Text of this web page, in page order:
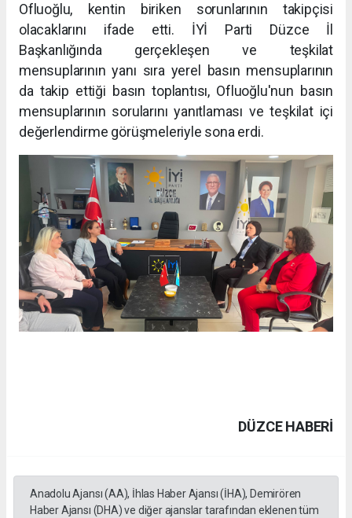
Ofluoğlu, kentin biriken sorunlarının takipçisi
olacaklarını ifade etti. İYİ Parti Düzce İl
Başkanlığında gerçekleşen ve teşkilat
mensuplarının yanı sıra yerel basın mensuplarının
da takip ettiği basın toplantısı, Ofluoğlu'nun basın
mensuplarının sorularını yanıtlaması ve teşkilat içi
değerlendirme görüşmeleriyle sona erdi.
DÜZCE HABERİ
Anadolu Ajansı (AA), İhlas Haber Ajansı (İHA), Demirören
Haber Ajansı (DHA) ve diğer ajanslar tarafından eklenen tüm